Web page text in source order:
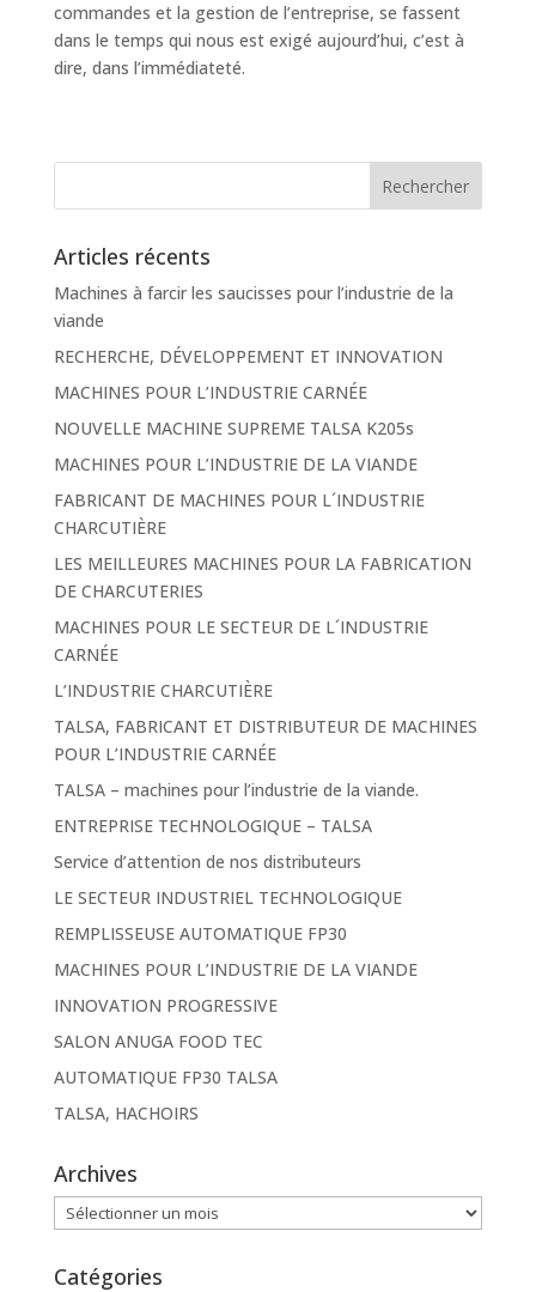
commandes et la gestion de l’entreprise, se fassent
dans le temps qui nous est exigé aujourd’hui, c’est à
dire, dans l’immédiateté.
Articles récents
Machines à farcir les saucisses pour l’industrie de la
viande
RECHERCHE, DÉVELOPPEMENT ET INNOVATION
MACHINES POUR L’INDUSTRIE CARNÉE
NOUVELLE MACHINE SUPREME TALSA K205s
MACHINES POUR L’INDUSTRIE DE LA VIANDE
FABRICANT DE MACHINES POUR L´INDUSTRIE
CHARCUTIÈRE
LES MEILLEURES MACHINES POUR LA FABRICATION
DE CHARCUTERIES
MACHINES POUR LE SECTEUR DE L´INDUSTRIE
CARNÉE
L’INDUSTRIE CHARCUTIÈRE
TALSA, FABRICANT ET DISTRIBUTEUR DE MACHINES
POUR L’INDUSTRIE CARNÉE
TALSA – machines pour l’industrie de la viande.
ENTREPRISE TECHNOLOGIQUE – TALSA
Service d’attention de nos distributeurs
LE SECTEUR INDUSTRIEL TECHNOLOGIQUE
REMPLISSEUSE AUTOMATIQUE FP30
MACHINES POUR L’INDUSTRIE DE LA VIANDE
INNOVATION PROGRESSIVE
SALON ANUGA FOOD TEC
AUTOMATIQUE FP30 TALSA
TALSA, HACHOIRS
Archives
Archives
Catégories